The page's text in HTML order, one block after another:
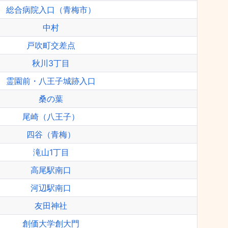
総合病院入口（青梅市）
中村
戸吹町交差点
秋川3丁目
霊園前・八王子城跡入口
桑の葉
尾崎（八王子）
四谷（青梅）
滝山1丁目
高尾駅南口
河辺駅南口
友田神社
創価大学創大門